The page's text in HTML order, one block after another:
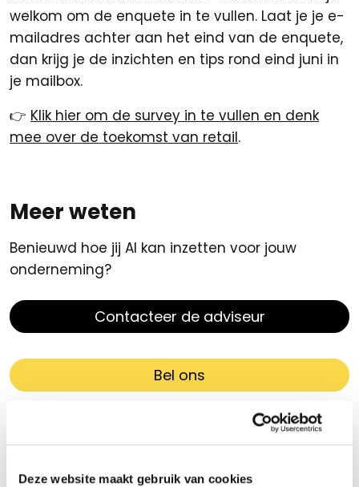
Deze website maakt gebruik van cookies
welkom om de enquete in te vullen. Laat je je e-
mailadres achter aan het eind van de enquete,
dan krijg je de inzichten en tips rond eind juni in
je mailbox.
👉 Klik hier om de survey in te vullen en denk
mee over de toekomst van retail.
Meer weten
Benieuwd hoe jij AI kan inzetten voor jouw
onderneming?
Contacteer de adviseur
Bel ons
coördinator